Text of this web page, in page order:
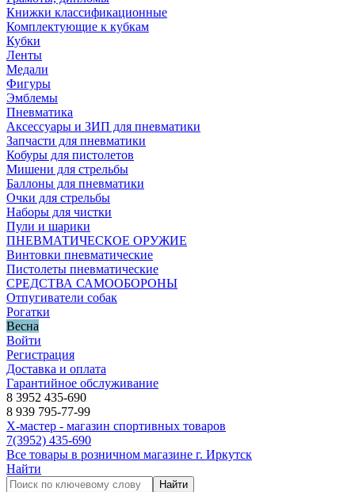
Книжки классификационные
Комплектующие к кубкам
Кубки
Ленты
Медали
Фигуры
Эмблемы
Пневматика
Аксессуары и ЗИП для пневматики
Запчасти для пневматики
Кобуры для пистолетов
Мишени для стрельбы
Баллоны для пневматики
Очки для стрельбы
Наборы для чистки
Пули и шарики
ПНЕВМАТИЧЕСКОЕ ОРУЖИЕ
Винтовки пневматические
Пистолеты пневматические
СРЕДСТВА САМООБОРОНЫ
Отпугиватели собак
Рогатки
Весна
Войти
Регистрация
Доставка и оплата
Гарантийное обслуживание
8 3952 435-690
8 939 795-77-99
Х-мастер - магазин спортивных товаров
7(3952) 435-690
Все товары в розничном магазине г. Иркутск
Найти
Найти